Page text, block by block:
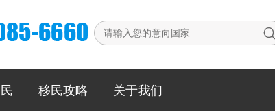

移民攻略 关于我们